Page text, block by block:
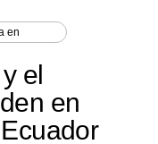
en
el
en